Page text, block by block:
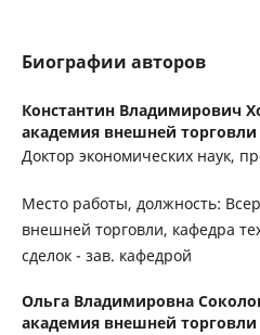
Биографии авторов
Константин Владимирович
академия внешней торговли
Доктор экономических наук,
Место работы, должность:
внешней торговли, кафедра
сделок - зав. кафедрой
Ольга Владимировна
академия внешней торговли